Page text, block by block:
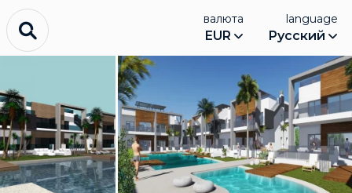
валюта
EUR
language
Русский